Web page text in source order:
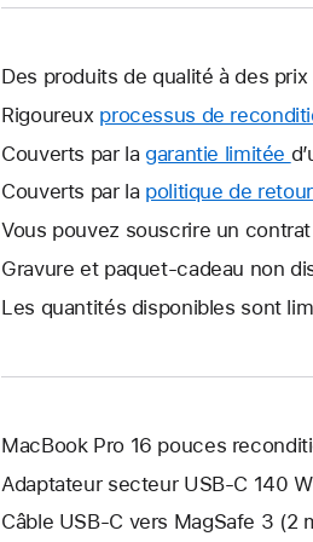
Des produits de qualité à des prix
Rigoureux processus de
Couverts par la garantie limitée
Couverts par la politique de retour
Vous pouvez souscrire un contrat
Gravure et paquet-cadeau non
Les quantités disponibles sont
MacBook Pro 16 pouces
Adaptateur secteur USB-C 140 W
Câble USB-C vers MagSafe 3 (2